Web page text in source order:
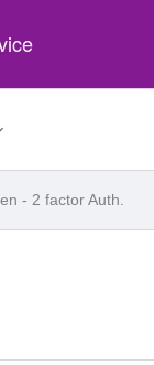
- 2 factor Auth.